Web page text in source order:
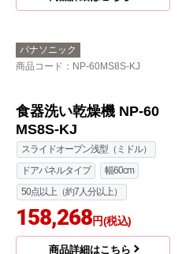
パナソニック
食器洗い乾燥機 NP-45R
D9K工事セット
スライドオープン深型（ディープ）
ドアパネルタイプ
幅45cm
44~48点（約6人分）
127,319円(税込)